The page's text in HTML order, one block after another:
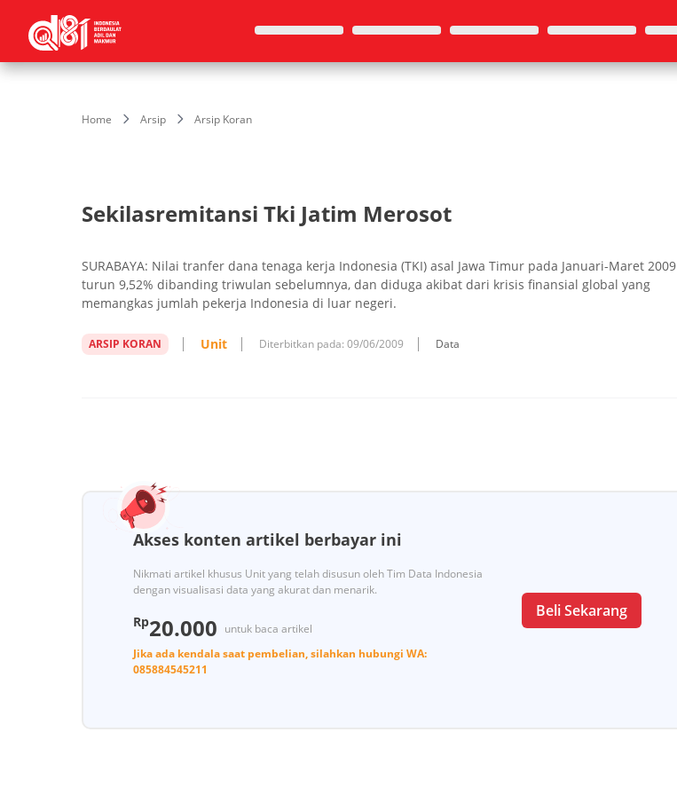
Home Arsip Arsip Koran
Sekilasremitansi Tki Jatim Merosot
SURABAYA: Nilai tranfer dana tenaga kerja Indonesia (TKI) asal Jawa Timur pada Januari-Maret 2009
turun 9,52% dibanding triwulan sebelumnya, dan diduga akibat dari krisis finansial global yang
memangkas jumlah pekerja Indonesia di luar negeri.
ARSIP KORAN Unit Diterbitkan pada: 09/06/2009 Data
Akses konten artikel berbayar ini
Nikmati artikel khusus Unit yang telah disusun oleh Tim Data Indonesia
dengan visualisasi data yang akurat dan menarik.
Rp20.000 untuk baca artikel
Jika ada kendala saat pembelian, silahkan hubungi WA:
085884545211
Beli Sekarang